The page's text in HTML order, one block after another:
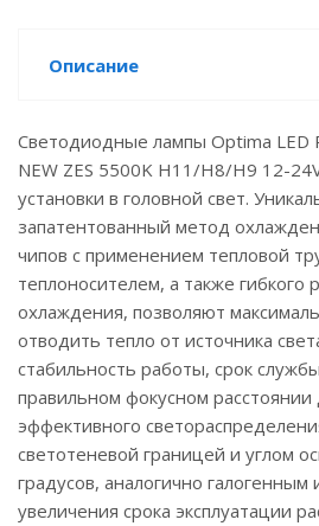
Описание
Светодиодные лампы Optima LED
NEW ZES 5500K H11/H8/H9 12-
установки в головной свет.
запатентованный метод
чипов с применением тепловой
теплоносителем, а также гибкого
охлаждения, позволяют
отводить тепло от источника
стабильность работы, срок
правильном фокусном
эффективного
светотеневой границей и углом
градусов, аналогично галогенным
увеличения срока эксплуатации